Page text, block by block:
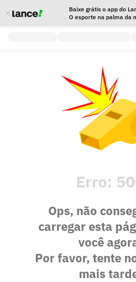
Baixe grátis o app do
O esporte na palma da
Erro:
Ops, não
carregar esta
você
Por favor, tente
mais